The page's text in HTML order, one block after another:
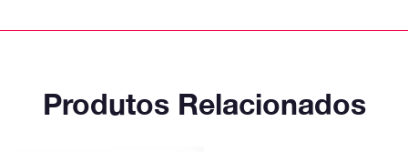
Produtos Relacionados